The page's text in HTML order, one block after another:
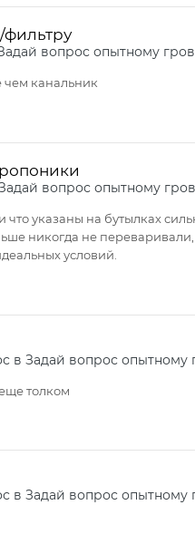
вопрос опытному
чем канальник
вопрос опытному
указаны на бутылках
никогда не переваривали,
условий.
в Задай вопрос опытному
толком
в Задай вопрос опытному